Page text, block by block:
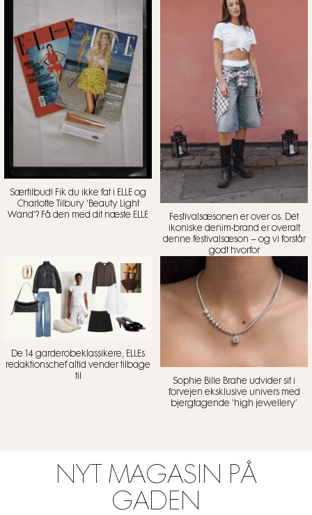
Særtilbud! Fik du ikke fat i ELLE og
Charlotte Tilbury ‘Beauty Light
Wand’? Få den med dit næste ELLE
Festivalsæsonen er over os: Det
ikoniske denim-brand er overalt
denne festivalsæson – og vi forstår
godt hvorfor
De 14 garderobeklassikere, ELLEs
redaktionschef altid vender tilbage
til
Sophie Bille Brahe udvider sit i
forvejen eksklusive univers med
bjergtagende ‘high jewellery’
NYT MAGASIN PÅ
GADEN